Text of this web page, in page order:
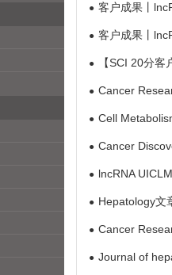
客户成果丨
客户成果丨
【SCI 20分
Cancer
Cell
Cancer
lncRNA
Hepatology文
Cancer
Journal of